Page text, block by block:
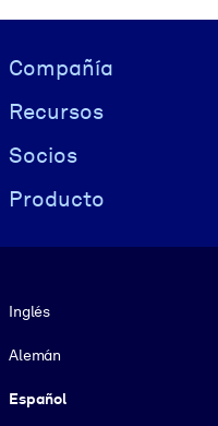
Visually hidden Text
Compañía
Recursos
Socios
Producto
Inglés
Alemán
Español